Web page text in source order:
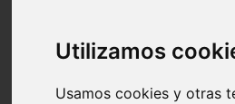
Utilizamos
Usamos cookies y otras
Teruel - sarrión
Cádiz - algodonales
Madrid - madrid